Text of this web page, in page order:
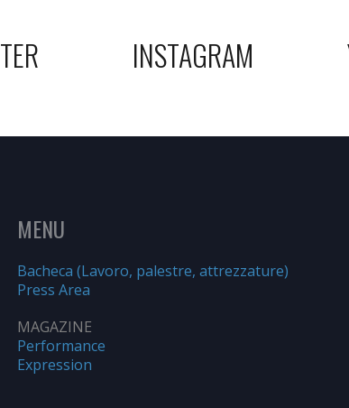
INSTAGRAM
MENU
Bacheca (Lavoro, palestre, attrezzature)
Press Area
MAGAZINE
Performance
Expression